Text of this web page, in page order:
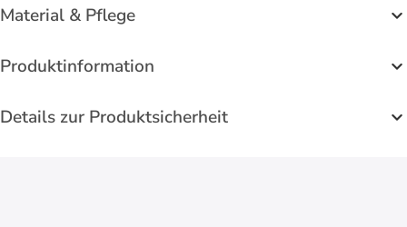
Material & Pflege
Produktinformation
Details zur Produktsicherheit